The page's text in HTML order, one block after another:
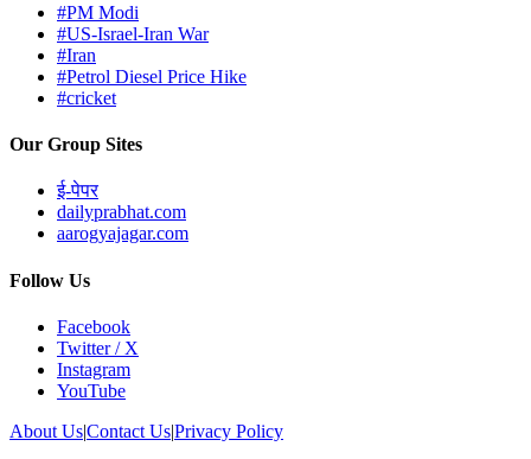
#PM Modi
#US-Israel-Iran War
#Iran
#Petrol Diesel Price Hike
#cricket
Our Group Sites
ई-पेपर
dailyprabhat.com
aarogyajagar.com
Follow Us
Facebook
Twitter / X
Instagram
YouTube
About Us|Contact Us|Privacy Policy